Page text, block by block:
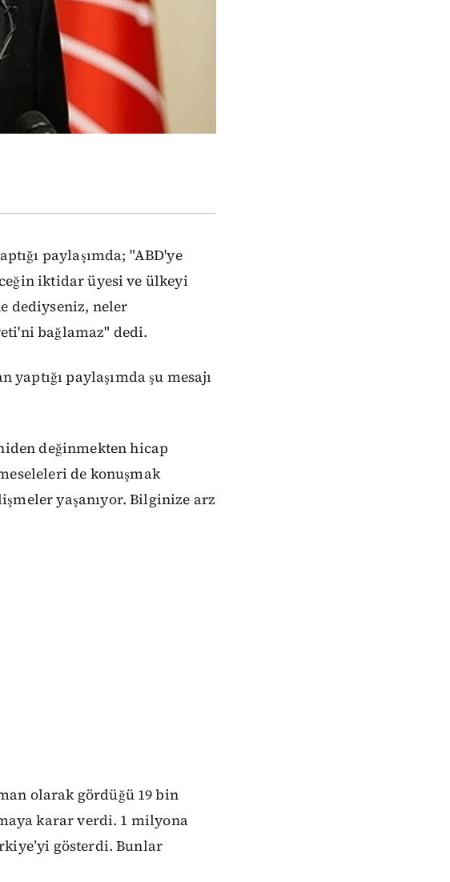
paylaşımda; "ABD'ye
iktidar üyesi ve ülkeyi
dediyseniz, neler
bağlamaz" dedi.
yaptığı paylaşımda şu mesajı
değinmekten hicap
de konuşmak
yaşanıyor. Bilginize arz
olarak gördüğü 19 bin
karar verdi. 1 milyona
gösterdi. Bunlar